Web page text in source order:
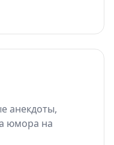
анекдоты,
юмора на